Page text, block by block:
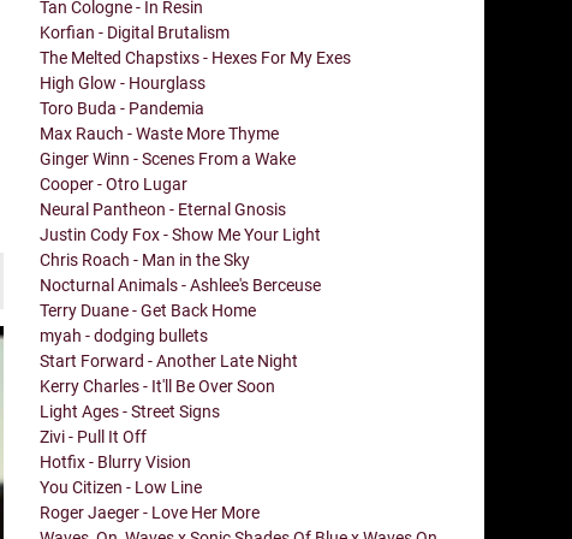
Tan Cologne - In Resin
Korfian - Digital Brutalism
The Melted Chapstixs - Hexes For My Exes
High Glow - Hourglass
Toro Buda - Pandemia
Max Rauch - Waste More Thyme
Ginger Winn - Scenes From a Wake
Cooper - Otro Lugar
Neural Pantheon - Eternal Gnosis
Justin Cody Fox - Show Me Your Light
Chris Roach - Man in the Sky
Nocturnal Animals - Ashlee's Berceuse
Terry Duane - Get Back Home
myah - dodging bullets
Start Forward - Another Late Night
Kerry Charles - It'll Be Over Soon
Light Ages - Street Signs
Zivi - Pull It Off
Hotfix - Blurry Vision
You Citizen - Low Line
Roger Jaeger - Love Her More